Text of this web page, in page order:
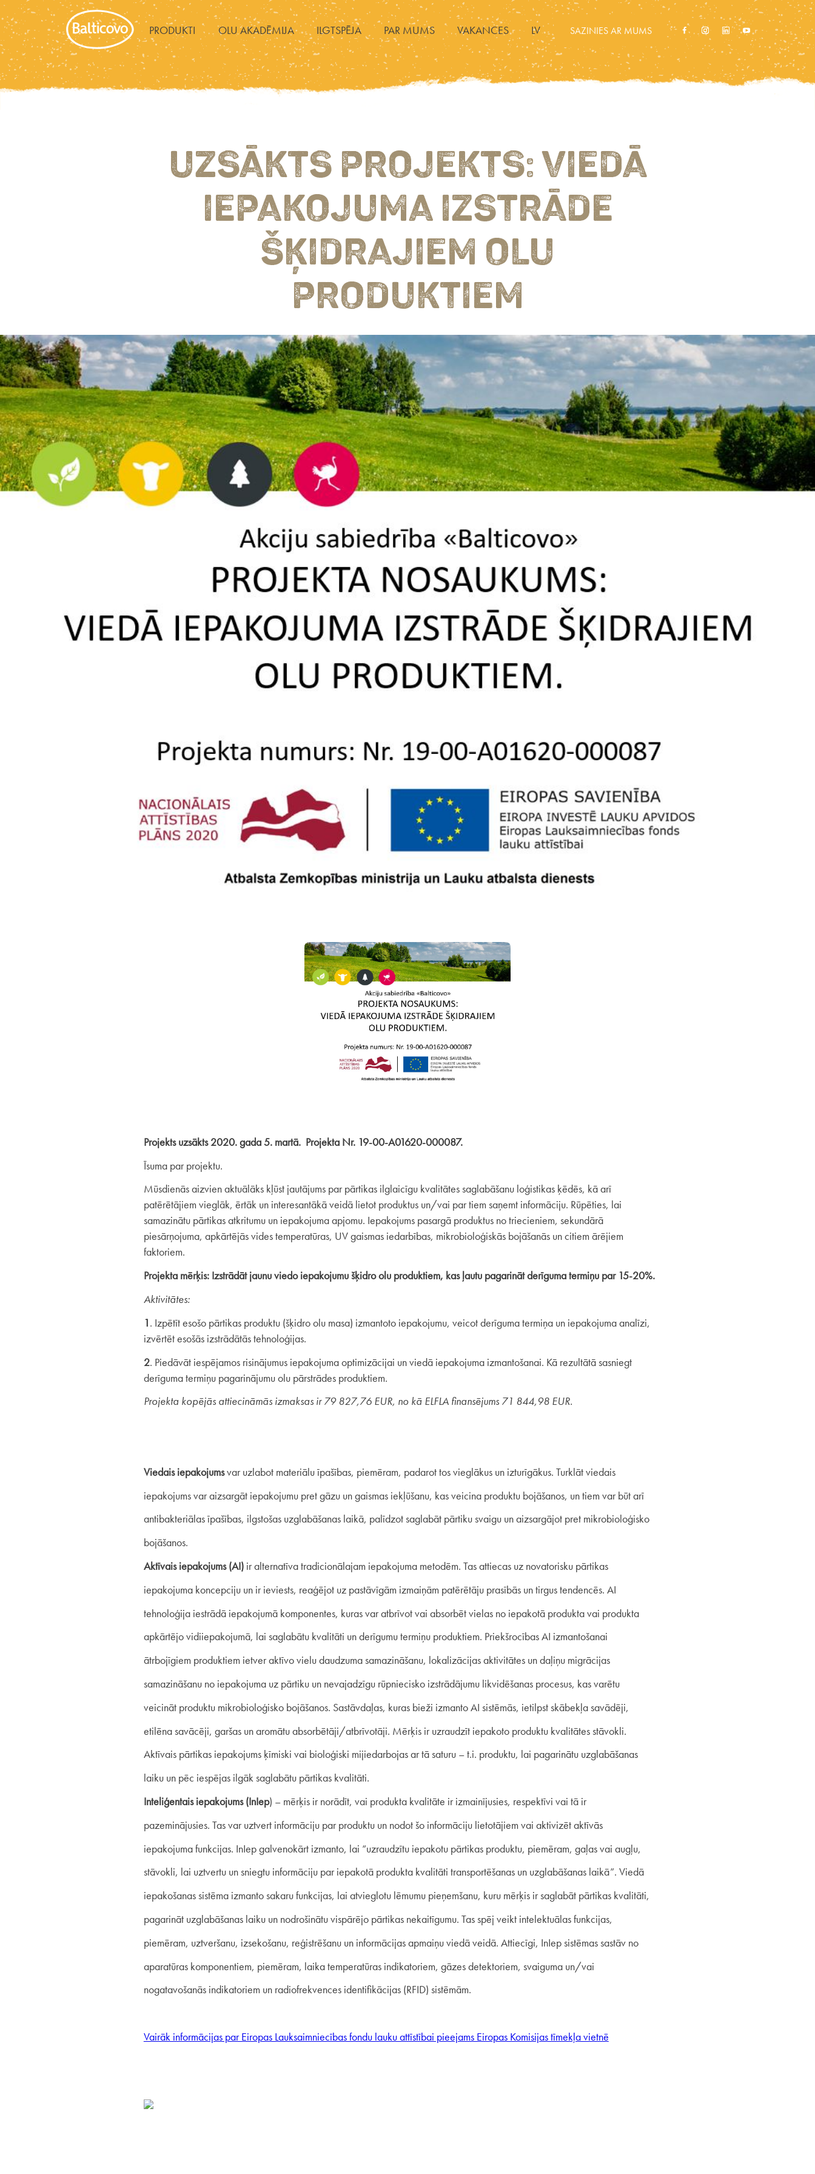
PRODUKTI OLU AKADĒMIJA ILGTSPĒJA PAR MUMS VAKANCES LV SAZINIES AR MUMS
UZSĀKTS PROJEKTS: VIEDĀ
IEPAKOJUMA IZSTRĀDE
ŠĶIDRAJIEM OLU
PRODUKTIEM
Projekts uzsākts 2020. gada 5. martā. Projekta Nr. 19-00-A01620-000087.
Īsuma par projektu.
Mūsdienās aizvien aktuālāks kļūst jautājums par pārtikas ilglaicīgu kvalitātes saglabāšanu loģistikas ķēdēs, kā arī
patērētājiem vieglāk, ērtāk un interesantākā veidā lietot produktus un/vai par tiem saņemt informāciju. Rūpēties, lai
samazinātu pārtikas atkritumu un iepakojuma apjomu. Iepakojums pasargā produktus no triecieniem, sekundārā
piesārņojuma, apkārtējās vides temperatūras, UV gaismas iedarbības, mikrobioloģiskās bojāšanās un citiem ārējiem
faktoriem.
Projekta mērķis: Izstrādāt jaunu viedo iepakojumu šķidro olu produktiem, kas ļautu pagarināt derīguma termiņu par 15-20%.
Aktivitātes:
1. Izpētīt esošo pārtikas produktu (šķidro olu masa) izmantoto iepakojumu, veicot derīguma termiņa un iepakojuma analīzi,
izvērtēt esošās izstrādātās tehnoloģijas.
2. Piedāvāt iespējamos risinājumus iepakojuma optimizācijai un viedā iepakojuma izmantošanai. Kā rezultātā sasniegt
derīguma termiņu pagarinājumu olu pārstrādes produktiem.
Projekta kopējās attiecināmās izmaksas ir 79 827,76 EUR, no kā ELFLA finansējums 71 844,98 EUR.
Viedais iepakojumsvar uzlabot materiālu īpašības, piemēram, padarot tos vieglākus un izturīgākus. Turklāt viedais
iepakojums var aizsargāt iepakojumu pret gāzu un gaismas iekļūšanu, kas veicina produktu bojāšanos, un tiem var būt arī
antibakteriālas īpašības, ilgstošas uzglabāšanas laikā, palīdzot saglabāt pārtiku svaigu un aizsargājot pret mikrobioloģisko
bojāšanos.
Aktīvais iepakojums (AI)ir alternatīva tradicionālajam iepakojuma metodēm. Tas attiecas uz novatorisku pārtikas
iepakojuma koncepciju un ir ieviests, reaģējot uz pastāvīgām izmaiņām patērētāju prasībās un tirgus tendencēs. AI
tehnoloģija iestrādā iepakojumā komponentes, kuras var atbrīvot vai absorbēt vielas no iepakotā produkta vai produkta
apkārtējo vidiiepakojumā, lai saglabātu kvalitāti un derīgumu termiņu produktiem. Priekšrocības AI izmantošanai
ātrbojīgiem produktiem ietver aktīvo vielu daudzuma samazināšanu, lokalizācijas aktivitātes un daļiņu migrācijas
samazināšanu no iepakojuma uz pārtiku un nevajadzīgu rūpniecisko izstrādājumu likvidēšanas procesus, kas varētu
veicināt produktu mikrobioloģisko bojāšanos. Sastāvdaļas, kuras bieži izmanto AI sistēmās, ietilpst skābekļa savādēji,
etilēna savācēji, garšas un aromātu absorbētāji/atbrīvotāji. Mērķis ir uzraudzīt iepakoto produktu kvalitātes stāvokli.
Aktīvais pārtikas iepakojums ķīmiski vai bioloģiski mijiedarbojas ar tā saturu – t.i. produktu, lai pagarinātu uzglabāšanas
laiku un pēc iespējas ilgāk saglabātu pārtikas kvalitāti.
Inteliģentais iepakojums (InIep) – mērķis ir norādīt, vai produkta kvalitāte ir izmainījusies, respektīvi vai tā ir
pazeminājusies. Tas var uztvert informāciju par produktu un nodot šo informāciju lietotājiem vai aktivizēt aktīvās
iepakojuma funkcijas. InIep galvenokārt izmanto, lai “uzraudzītu iepakotu pārtikas produktu, piemēram, gaļas vai augļu,
stāvokli, lai uztvertu un sniegtu informāciju par iepakotā produkta kvalitāti transportēšanas un uzglabāšanas laikā”. Viedā
iepakošanas sistēma izmanto sakaru funkcijas, lai atvieglotu lēmumu pieņemšanu, kuru mērķis ir saglabāt pārtikas kvalitāti,
pagarināt uzglabāšanas laiku un nodrošinātu vispārējo pārtikas nekaitīgumu. Tas spēj veikt intelektuālas funkcijas,
piemēram, uztveršanu, izsekošanu, reģistrēšanu un informācijas apmaiņu viedā veidā. Attiecīgi, InIep sistēmas sastāv no
aparatūras komponentiem, piemēram, laika temperatūras indikatoriem, gāzes detektoriem, svaiguma un/vai
nogatavošanās indikatoriem un radiofrekvences identifikācijas (RFID) sistēmām.
Vairāk informācijas par Eiropas Lauksaimniecības fondu lauku attīstībai pieejams Eiropas Komisijas tīmekļa vietnē